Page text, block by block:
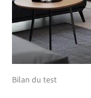
Bilan du test